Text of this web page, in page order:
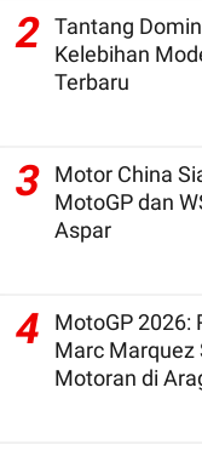
2 Tantang
Kelebihan
Terbaru
3
Motor China
MotoGP dan
Aspar
4
MotoGP 2026:
Marc Marquez
Motoran di